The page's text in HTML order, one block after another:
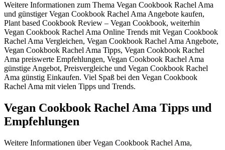
Weitere Informationen zum Thema Vegan Cookbook Rachel Ama
und günstiger Vegan Cookbook Rachel Ama Angebote kaufen,
Plant based Cookbook Review – Vegan Cookbook, weiterhin
Vegan Cookbook Rachel Ama Online Trends mit Vegan Cookbook
Rachel Ama Vergleichen, Vegan Cookbook Rachel Ama Angebote,
Vegan Cookbook Rachel Ama Tipps, Vegan Cookbook Rachel
Ama preiswerte Empfehlungen, Vegan Cookbook Rachel Ama
günstige Angebot, Preisvergleiche und Vegan Cookbook Rachel
Ama günstig Einkaufen. Viel Spaß bei den Vegan Cookbook
Rachel Ama mit vielen Tipps und Trends.
Vegan Cookbook Rachel Ama Tipps und
Empfehlungen
Weitere Informationen über Vegan Cookbook Rachel Ama,